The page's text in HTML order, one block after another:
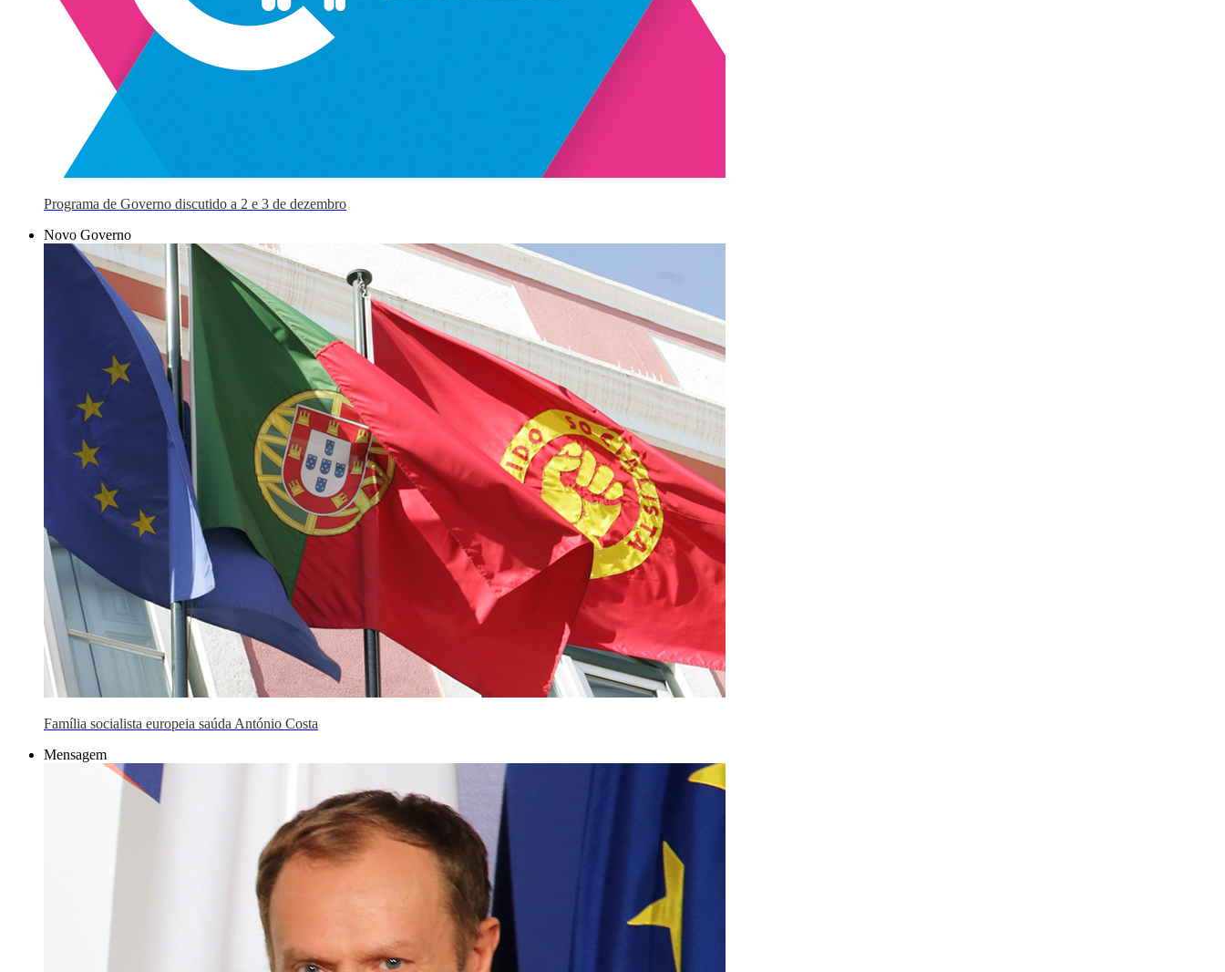
Programa de Governo discutido a 2 e 3 de dezembro
Novo Governo
Família socialista europeia saúda António Costa
Mensagem